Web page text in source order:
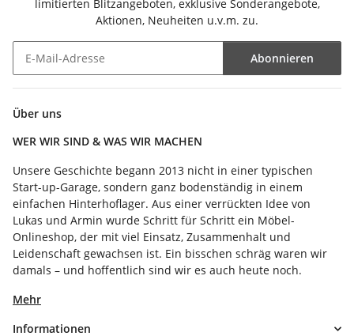
limitierten Blitzangeboten, exklusive Sonderangebote,
Aktionen, Neuheiten u.v.m. zu.
Abonnieren
Über uns
WER WIR SIND & WAS WIR MACHEN
Unsere Geschichte begann 2013 nicht in einer typischen
Start-up-Garage, sondern ganz bodenständig in einem
einfachen Hinterhoflager. Aus einer verrückten Idee von
Lukas und Armin wurde Schritt für Schritt ein Möbel-
Onlineshop, der mit viel Einsatz, Zusammenhalt und
Leidenschaft gewachsen ist. Ein bisschen schräg waren wir
damals – und hoffentlich sind wir es auch heute noch.
Mehr
Informationen